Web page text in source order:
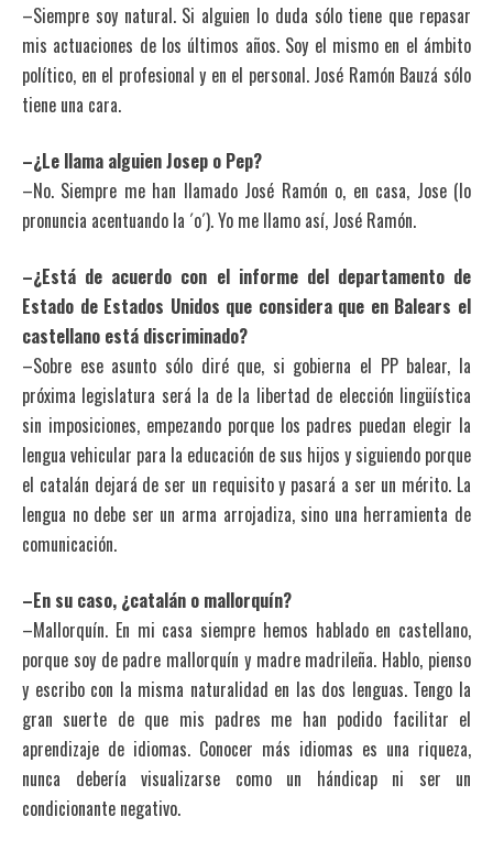
–Siempre soy natural. Si alguien lo duda sólo tiene que repasar
mis actuaciones de los últimos años. Soy el mismo en el ámbito
político, en el profesional y en el personal. José Ramón Bauzá sólo
tiene una cara.
–¿Le llama alguien Josep o Pep?
–No. Siempre me han llamado José Ramón o, en casa, Jose (lo
pronuncia acentuando la ´o´). Yo me llamo así, José Ramón.
–¿Está de acuerdo con el informe del departamento de
Estado de Estados Unidos que considera que en Balears el
castellano está discriminado?
–Sobre ese asunto sólo diré que, si gobierna el PP balear, la
próxima legislatura será la de la libertad de elección lingüística
sin imposiciones, empezando porque los padres puedan elegir la
lengua vehicular para la educación de sus hijos y siguiendo porque
el catalán dejará de ser un requisito y pasará a ser un mérito. La
lengua no debe ser un arma arrojadiza, sino una herramienta de
comunicación.
–En su caso, ¿catalán o mallorquín?
–Mallorquín. En mi casa siempre hemos hablado en castellano,
porque soy de padre mallorquín y madre madrileña. Hablo, pienso
y escribo con la misma naturalidad en las dos lenguas. Tengo la
gran suerte de que mis padres me han podido facilitar el
aprendizaje de idiomas. Conocer más idiomas es una riqueza,
nunca debería visualizarse como un hándicap ni ser un
condicionante negativo.